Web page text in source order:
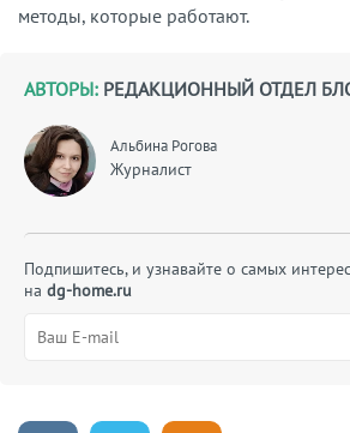
методы, которые работают.
АВТОРЫ: РЕДАКЦИОННЫЙ ОТДЕЛ
Альбина Рогова
Журналист
Подпишитесь, и узнавайте о самых
на dg-home.ru